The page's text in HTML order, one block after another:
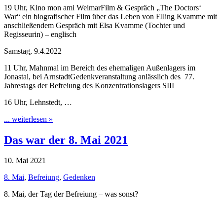
19 Uhr, Kino mon ami WeimarFilm & Gespräch „The Doctors‘
War“ ein biografischer Film über das Leben von Elling Kvamme mit
anschließendem Gespräch mit Elsa Kvamme (Tochter und
Regisseurin) – englisch
Samstag, 9.4.2022
11 Uhr, Mahnmal im Bereich des ehemaligen Außenlagers im
Jonastal, bei ArnstadtGedenkveranstaltung anlässlich des 77.
Jahrestags der Befreiung des Konzentrationslagers SIII
16 Uhr, Lehnstedt, …
... weiterlesen »
Das war der 8. Mai 2021
10. Mai 2021
8. Mai, Befreiung, Gedenken
8. Mai, der Tag der Befreiung – was sonst?